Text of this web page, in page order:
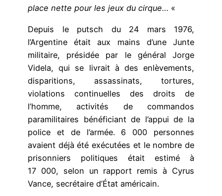
place nette pour les jeux du cirque… «
Depuis le putsch du 24 mars 1976,
l’Argentine était aux mains d’une Junte
militaire, présidée par le général Jorge
Videla, qui se livrait à des enlèvements,
disparitions, assassinats, tortures,
violations continuelles des droits de
l’homme, activités de commandos
paramilitaires bénéficiant de l’appui de la
police et de l’armée. 6 000 personnes
avaient déjà été exécutées et le nombre de
prisonniers politiques était estimé à
17 000, selon un rapport remis à Cyrus
Vance, secrétaire d’État américain.